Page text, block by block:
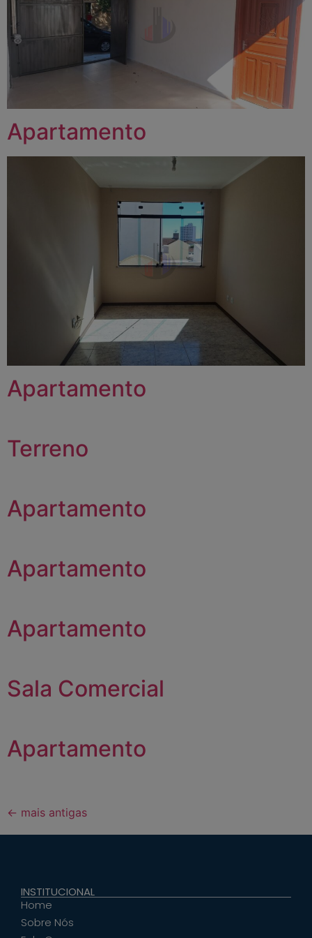
Apartamento
Apartamento
Terreno
Apartamento
Apartamento
Apartamento
Sala Comercial
Apartamento
← mais antigas
INSTITUCIONAL
Home
Sobre Nós